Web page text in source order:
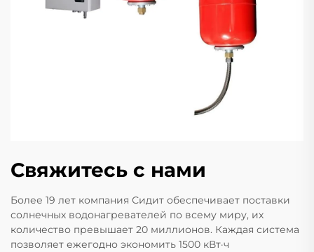
Свяжитесь с нами
Более 19 лет компания Сидит обеспечивает поставки
солнечных водонагревателей по всему миру, их
количество превышает 20 миллионов. Каждая система
позволяет ежегодно экономить 1500 кВт·ч